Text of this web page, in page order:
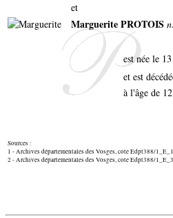
et
Marguerite PROTOIS
est née le
et est
à l'âge de
Sources :
1 - Archives départementales des Vosges, cote Edpt388/
2 - Archives départementales des Vosges, cote Edpt388/